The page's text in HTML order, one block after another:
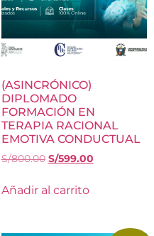
(ASINCRÓNICO)
DIPLOMADO
FORMACIÓN EN
TERAPIA RACIONAL
EMOTIVA CONDUCTUAL
S/800.00 S/599.00
Añadir al carrito